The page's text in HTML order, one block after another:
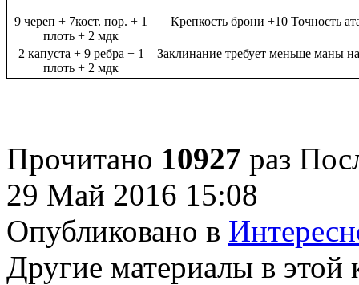
9 череп + 7кост. пор. + 1
плоть + 2 мдк
Крепкость брони +10 Точность
2 капуста + 9 ребра + 1
плоть + 2 мдк
Заклинание требует меньше маны
Прочитано 10927 раз
29 Май 2016 15:08
Опубликовано в
Другие материалы в этой